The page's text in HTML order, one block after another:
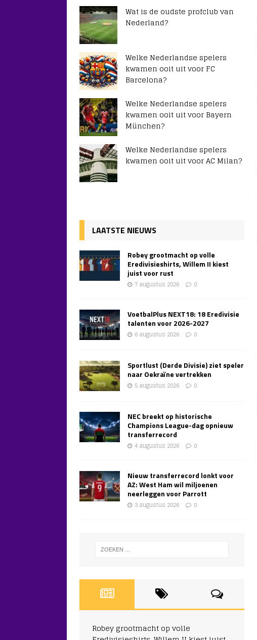
Wat is de oudste profclub van
Nederland?
Welke Nederlandse spelers
kwamen ooit uit voor FC
Barcelona?
Welke Nederlandse spelers
kwamen ooit uit voor Bayern
München?
Welke Nederlandse spelers
kwamen ooit uit voor AC Milan?
LAATSTE NIEUWS
Robey grootmacht op volle
Eredivisieshirts, Willem II kiest
juist voor rust
7 augustus 2026 0
VoetbalPlus NEXT18: 18 Eredivisie
talenten voor 2026-2027
6 augustus 2026 0
Sportlust (Derde Divisie) ziet speler
naar Oekraïne vertrekken
5 augustus 2026 0
NEC breekt op historische
Champions League-dag opnieuw
transferrecord
4 augustus 2026 0
Nieuw transferrecord lonkt voor
AZ: West Ham wil miljoenen
neerleggen voor Parrott
3 augustus 2026 0
Robey grootmacht op volle